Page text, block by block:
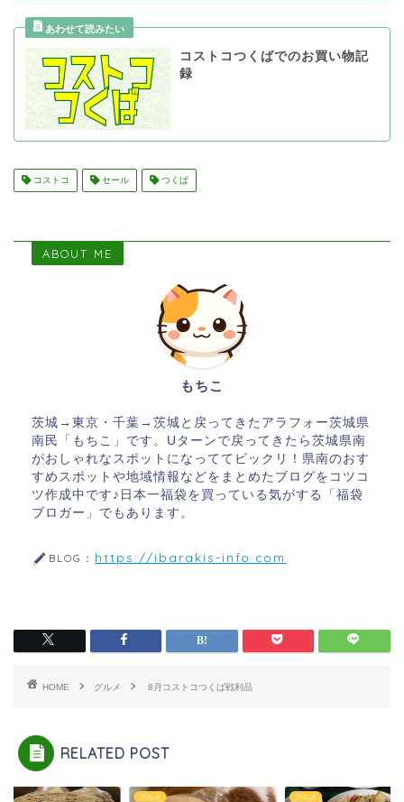
コストコつくばでのお買い物記
録
コストコ セール つくば
ABOUT ME
もちこ
茨城→東京・千葉→茨城と戻ってきたアラフォー茨城県
南民「もちこ」です。Uターンで戻ってきたら茨城県南
がおしゃれなスポットになっててビックリ！県南のおす
すめスポットや地域情報などをまとめたブログをコツコ
ツ作成中です♪日本一福袋を買っている気がする「福袋
ブロガー」でもあります。
BLOG： https://ibarakis-info.com
HOME グルメ 8月コストコつくば戦利品
RELATED POST
グルメ グルメ